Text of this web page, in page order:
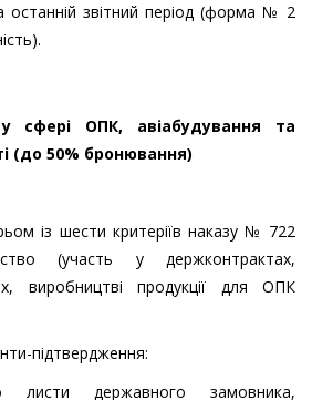
останній звітний період (форма № 2
сфері ОПК, авіабудування та
(до 50% бронювання)
із шести критеріїв наказу № 722
(участь у держконтрактах,
виробництві продукції для ОПК
підтвердження:
листи державного замовника,